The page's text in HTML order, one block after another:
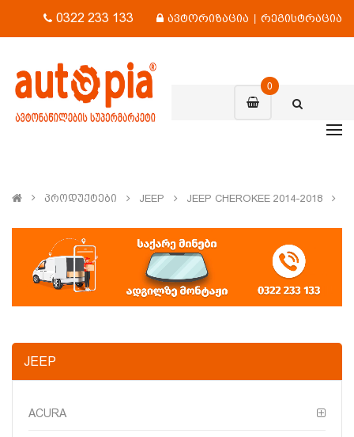
0322 233 133 ავტორიზაცია | რეგისტრაცია
0
Პროდუქტები JEEP JEEP CHEROKEE 2014-2018
JEEP
ACURA